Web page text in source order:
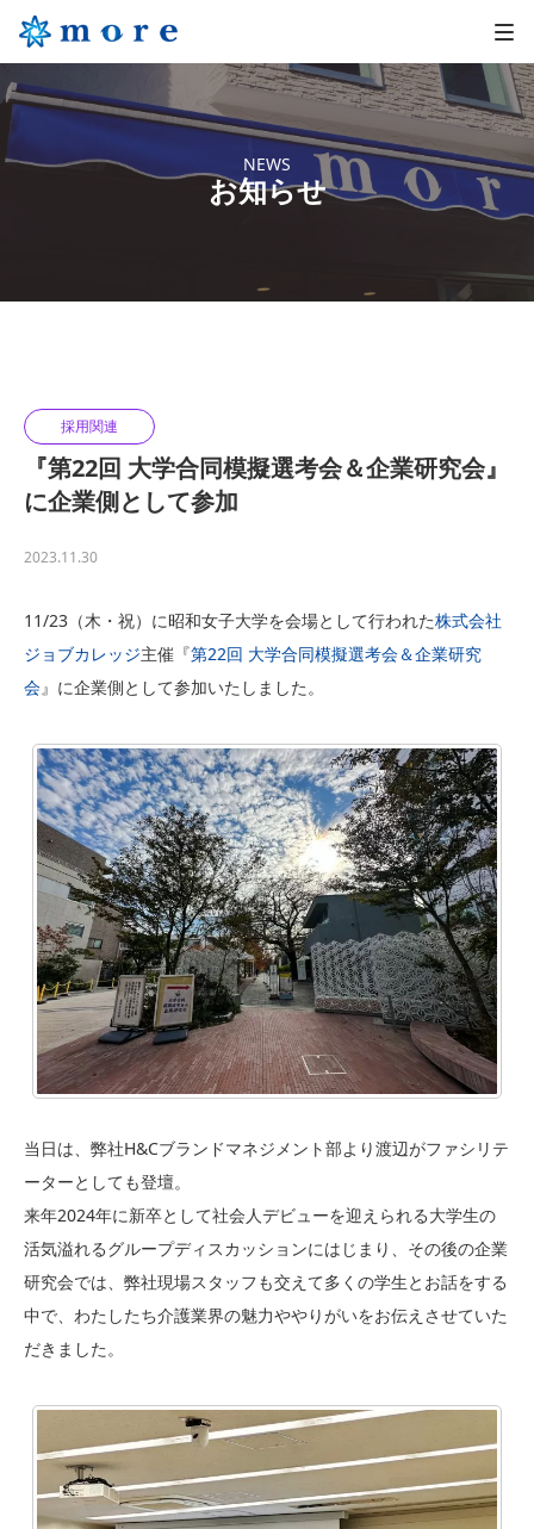
NEWS
お知らせ
採用関連
『第22回 大学合同模擬選考会＆企業研究会』
に企業側として参加
2023.11.30
11/23（木・祝）に昭和女子大学を会場として行われた株式会社
ジョブカレッジ主催『第22回 大学合同模擬選考会＆企業研究
会』に企業側として参加いたしました。
当日は、弊社H&Cブランドマネジメント部より渡辺がファシリテ
ーターとしても登壇。
来年2024年に新卒として社会人デビューを迎えられる大学生の
活気溢れるグループディスカッションにはじまり、その後の企業
研究会では、弊社現場スタッフも交えて多くの学生とお話をする
中で、わたしたち介護業界の魅力ややりがいをお伝えさせていた
だきました。